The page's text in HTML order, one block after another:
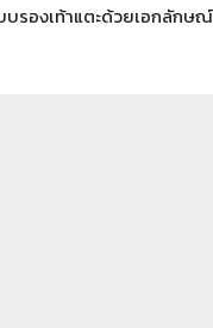
รองเท้าแตะด้วยเอกลักษ